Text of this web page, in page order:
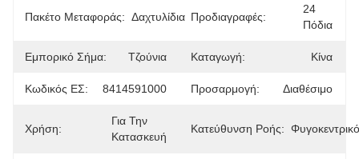
Πακέτο Μεταφοράς: Δαχτυλίδια Προδιαγραφές:
24
Πόδια
Εμπορικό Σήμα: Τζούνια Καταγωγή: Κίνα
Κωδικός ΕΣ: 8414591000 Προσαρμογή: Διαθέσιμο
Χρήση:
Για Την
Κατασκευή
Κατεύθυνση Ροής: